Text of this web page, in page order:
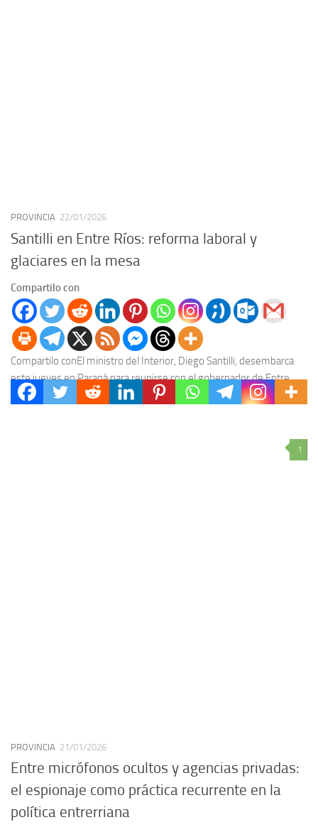
PROVINCIA 22/01/2026
Santilli en Entre Ríos: reforma laboral y
glaciares en la mesa
Compartilo con
Compartilo conEl ministro del Interior, Diego Santilli, desembarca
este jueves en Paraná para reunirse con el gobernador de Entre
Ríos, Rogelio Frigerio en un encuentro...
1
PROVINCIA 21/01/2026
Entre micrófonos ocultos y agencias privadas:
el espionaje como práctica recurrente en la
política entrerriana